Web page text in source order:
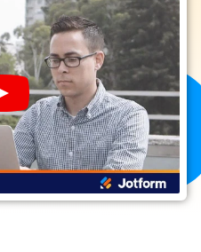
Play
YouTube
Video